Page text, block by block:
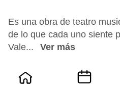
Es una obra de teatro
de lo que cada uno siente
Vale...
Ver más